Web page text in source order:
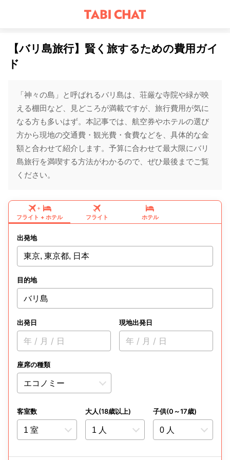
【バリ島旅行】賢く旅するための費用ガイ
ド
「神々の島」と呼ばれるバリ島は、荘厳な寺院や緑が映
える棚田など、見どころが満載ですが、旅行費用が気に
なる方も多いはず。本記事では、航空券やホテルの選び
方から現地の交通費・観光費・食費などを、具体的な金
額と合わせて紹介します。予算に合わせて最大限にバリ
島旅行を満喫する方法がわかるので、ぜひ最後までご覧
ください。
+
フライト + ホテル フライト ホテル
出発地
東京, 東京都, 日本
目的地
バリ島
出発日
年 / 月 / 日
現地出発日
年 / 月 / 日
座席の種類
客室数 大人(18歳以上) 子供(0～17歳)